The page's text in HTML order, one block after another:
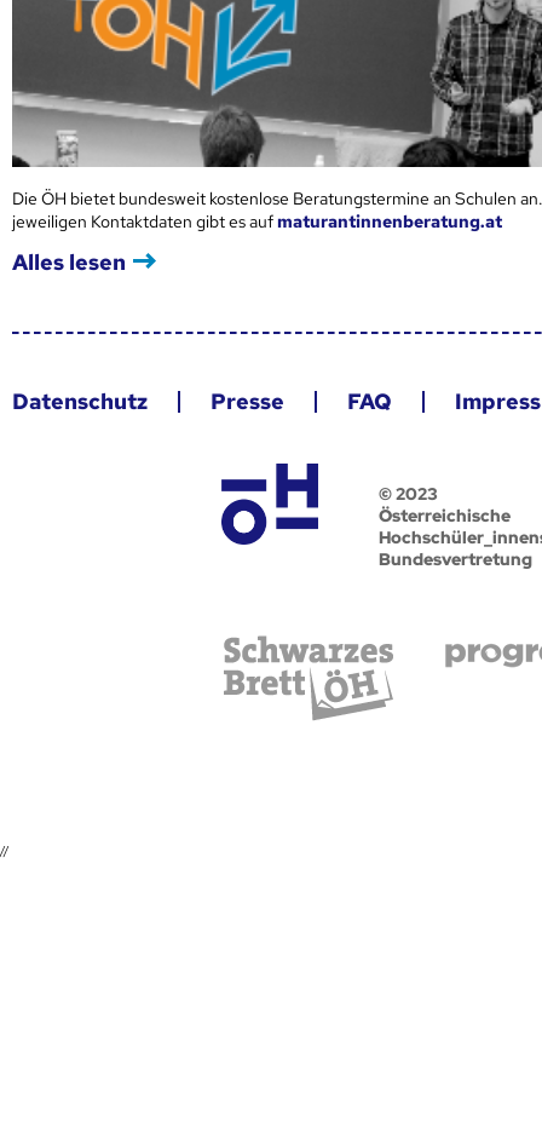
Die ÖH bietet bundesweit kostenlose Beratungstermine an Schulen
jeweiligen Kontaktdaten gibt es aufmaturantinnenberatung.at
Alles lesen
Datenschutz Presse FAQ
© 2023
Österreichische
Bundesvertretung
//